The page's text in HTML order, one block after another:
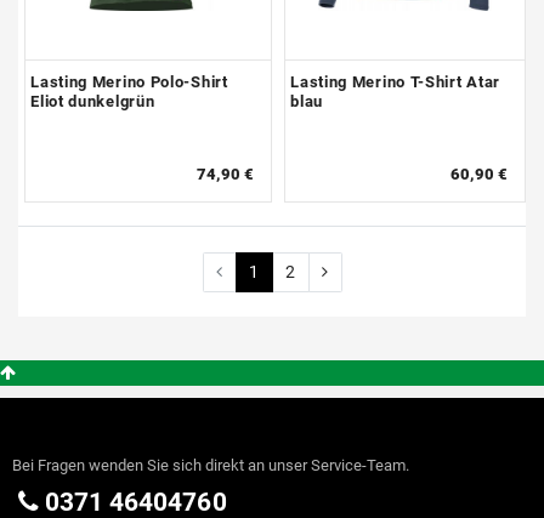
Lasting Merino Polo-Shirt
Eliot dunkelgrün
74,90 €
Lasting Merino T-Shirt Atar
blau
60,90 €
1 2
Bei Fragen wenden Sie sich direkt an unser Service-Team.
0371 46404760